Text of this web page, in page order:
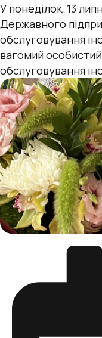
У понеділок, 13
Державного
обслуговування
вагомий
обслуговування
сумлінну працю та